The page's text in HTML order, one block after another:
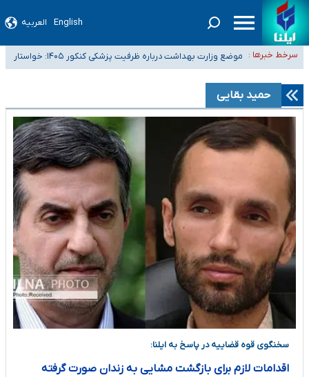
English العربیه
سرخط خبرها :
۴۰ تا ۵۰ روز گرمای نسبی در پیش داریم/ دمای تهران به ۳۸ درجه می‌رسد
موضع وزارت بهداشت درباره ظرفیت پزشکی کنکور ۱۴۰۵: خواستار
اصلاح ظرفیت‌ها هستیم، اما هنوز پاسخ مشخصی نگرفته‌ایم
تعویق آزمون ورودی دکترای تخصصی فرماندهی صحنه عملیات و دکترای
تخصصی جغرافیای نظامی دافوس آجا
خبرنگاران راویان حقیقت با دغدغه نان، مسکن و بیمه
آخرین وضعیت شیوع عفونت‌های تنفسی در کشور/ خوزستان و کرمان بالاتر از
آستانه هشدار
حمید بقایی
سخنگوی قوه قضاییه در پاسخ به ایلنا:
اقدامات لازم برای بازگشت مشایی به زندان صورت گرفته